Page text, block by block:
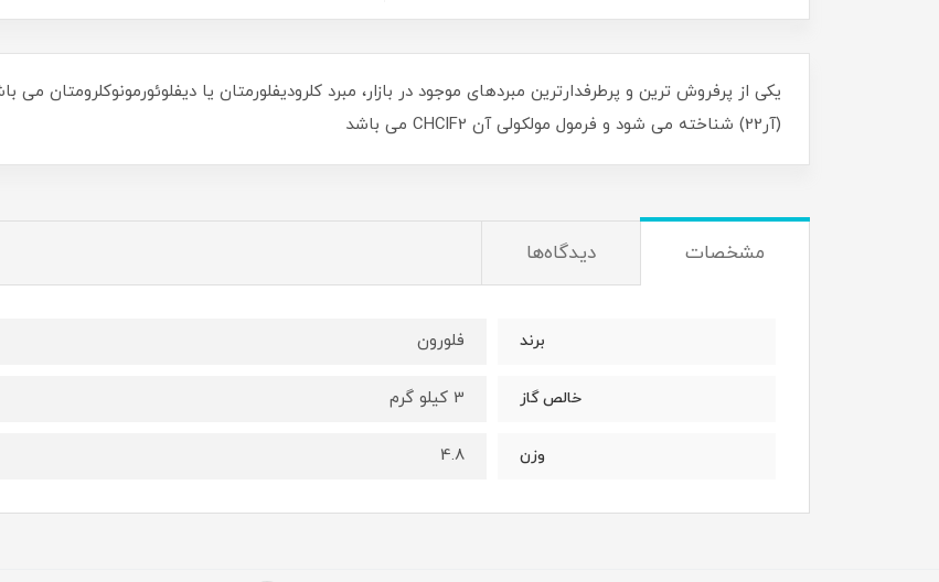
(آر22) شناخته می شود و فرمول مولکولی آن CHClF2 می باشد
مشخصات دیدگاه‌ها
برند فلورون
خالص گاز 3 کیلو گرم
وزن 4.8